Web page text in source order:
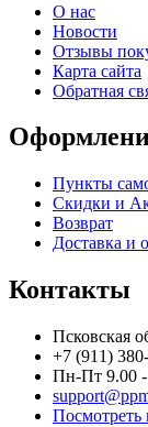
О нас
Новости
Отзывы
Карта сайта
Обратная
Пункты
Скидки и
Возврат
Доставка и
Контакты
Псковская
+7 (911)
Пн-Пт 9.00 -
Посмотреть